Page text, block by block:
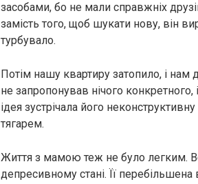
засобами, бо не мали справжніх
замість того, щоб шукати нову, він
турбувало.
Потім нашу квартиру затопило, і
не запропонував нічого
ідея зустрічала його
тягарем.
Життя з мамою теж не було легким.
депресивному стані. Її